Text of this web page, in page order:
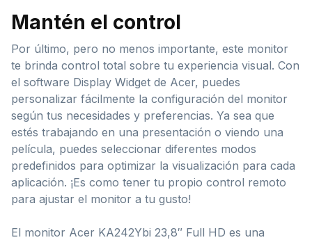
Mantén el control
Por último, pero no menos importante, este monitor
te brinda control total sobre tu experiencia visual. Con
el software Display Widget de Acer, puedes
personalizar fácilmente la configuración del monitor
según tus necesidades y preferencias. Ya sea que
estés trabajando en una presentación o viendo una
película, puedes seleccionar diferentes modos
predefinidos para optimizar la visualización para cada
aplicación. ¡Es como tener tu propio control remoto
para ajustar el monitor a tu gusto!
El monitor Acer KA242Ybi 23,8″ Full HD es una